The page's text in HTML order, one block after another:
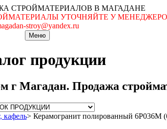
СТРОЙМАТЕРИАЛОВ В МАГАДАНЕ
УТОЧНЯЙТЕ У
stroy@yandex.ru
Меню
продукции
Магадан. Продажа
кафель> Керамогранит полированный 6P036M